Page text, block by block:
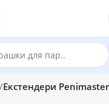
Екстендери Penimaster